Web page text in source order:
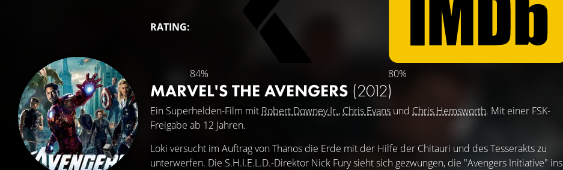
RATING:
84% 80%
MARVEL'S THE AVENGERS (2012)
Ein Superhelden-Film mit Robert Downey Jr., Chris Evans und Chris Hemsworth. Mit einer FSK-
Freigabe ab 12 Jahren.
Loki versucht im Auftrag von Thanos die Erde mit der Hilfe der Chitauri und des Tesserakts zu
unterwerfen. Die S.H.I.E.L.D.-Direktor Nick Fury sieht sich gezwungen, die "Avengers Initiative" ins